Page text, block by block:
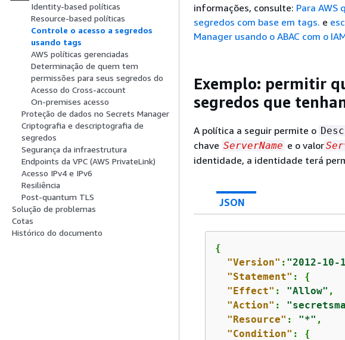
Identity-based políticas
Resource-based políticas
Controle o acesso a segredos
usando tags
AWS políticas gerenciadas
Determinação de quem tem
permissões para seus segredos do
Acesso do Cross-account
On-premises acesso
Proteção de dados no Secrets Manager
Criptografia e descriptografia de
segredos
Segurança da infraestrutura
Endpoints da VPC (AWS PrivateLink)
Acesso IPv4 e IPv6
Resiliência
Post-quantum TLS
Solução de problemas
Cotas
Histórico do documento
informações, consulte: Para AWS
segredos com base em tags. e
Manager usando o ABAC com o
Exemplo: permitir
segredos que
A política a seguir permite o
chave ServerName e o valor
identidade, a identidade terá
JSON
{
"Version" : "2012-10-
"Statement" : {
"Effect" : "Allow" ,
"Action" :
"Resource" : "*" ,
"Condition" : {